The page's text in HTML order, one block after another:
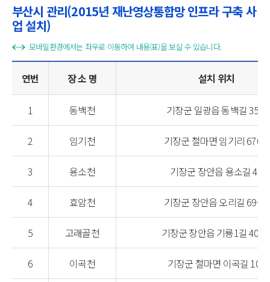
부산시 관리(2015년 재난영상통합망 인프라 구축 사
업 설치)
모바일환경에서는 좌우로 이동하여 내용(표)을 보실 수 있습니다.
연번 장 소 명 설치 위치
1 동백천 기장군 일광읍 동백길 35-7
2 임기천 기장군 철마면 임기리 670-4
3 용소천 기장군 장안읍 용소길 48
4 효암천 기장군 장안읍 오리길 69-12
5 고래골천 기장군 장안읍 기룡1길 40-
6 이곡천 기장군 철마면 이곡길 100